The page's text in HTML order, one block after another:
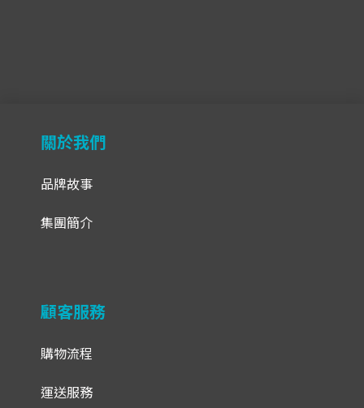
關於我們
品牌故事
集團簡介
顧客服務
購物流程
運送服務